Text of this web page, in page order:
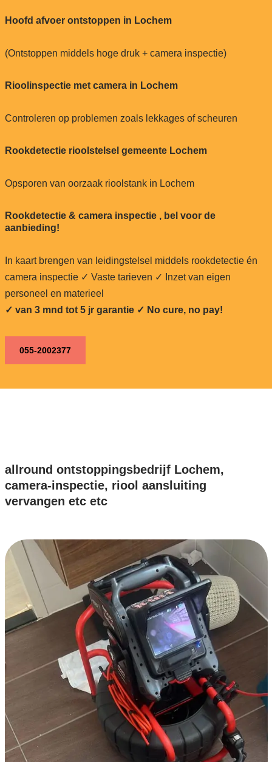
Hoofd afvoer ontstoppen in Lochem
(Ontstoppen middels hoge druk + camera inspectie)
Rioolinspectie met camera in Lochem
Controleren op problemen zoals lekkages of scheuren
Rookdetectie rioolstelsel gemeente Lochem
Opsporen van oorzaak rioolstank in Lochem
Rookdetectie & camera inspectie , bel voor de
aanbieding!
In kaart brengen van leidingstelsel middels rookdetectie én
camera inspectie ✓ Vaste tarieven ✓ Inzet van eigen
personeel en materieel
✓ van 3 mnd tot 5 jr garantie ✓ No cure, no pay!
055-2002377
allround ontstoppingsbedrijf Lochem,
camera-inspectie, riool aansluiting
vervangen etc etc